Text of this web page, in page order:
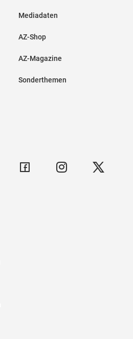
Mediadaten
AZ-Shop
AZ-Magazine
Sonderthemen